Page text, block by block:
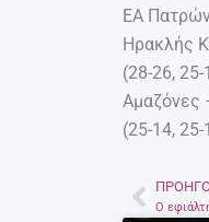
ΕΑ
Ηρακλής
(28-26,
Αμαζόνες
(25-14,
Prev
Ο